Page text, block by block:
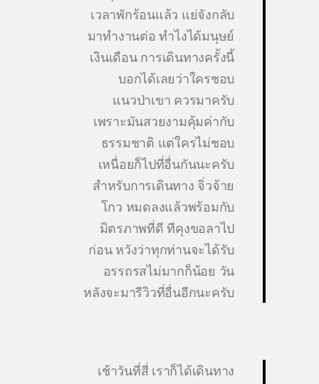
เวลาพักร้อนแล้ว แย่จังกลับ
มาทำงานต่อ ทำไงได้มนุษย์
เงินเดือน การเดินทางครั้งนี้
บอกได้เลยว่าใครชอบ
แนวป่าเขา ควรมาครับ
เพราะมันสวยงามคุ้มค่ากับ
ธรรมชาติ แต่ใครไม่ชอบ
เหนื่อยก็ไปที่อื่นกันนะครับ
สำหรับการเดินทาง จิ่วจ้าย
โกว หมดลงแล้วพร้อมกับ
มิตรภาพที่ดี ทีคุงขอลาไป
ก่อน หวังว่าทุกท่านจะได้รับ
อรรถรสไม่มากก็น้อย วัน
หลังจะมารีวิวที่อื่นอีกนะครับ
เช้าวันที่สี่ เราก็ได้เดินทาง